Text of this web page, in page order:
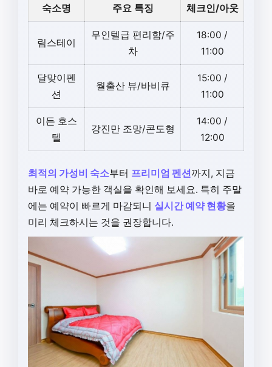
숙소명 주요 특징 체크인/아웃
림스테이
무인텔급 편리함/주
차
18:00 /
11:00
달맞이펜
션
월출산 뷰/바비큐
15:00 /
11:00
이든 호스
텔
강진만 조망/콘도형
14:00 /
12:00
최적의 가성비 숙소부터 프리미엄 펜션까지, 지금
바로 예약 가능한 객실을 확인해 보세요. 특히 주말
에는 예약이 빠르게 마감되니 실시간 예약 현황을
미리 체크하시는 것을 권장합니다.